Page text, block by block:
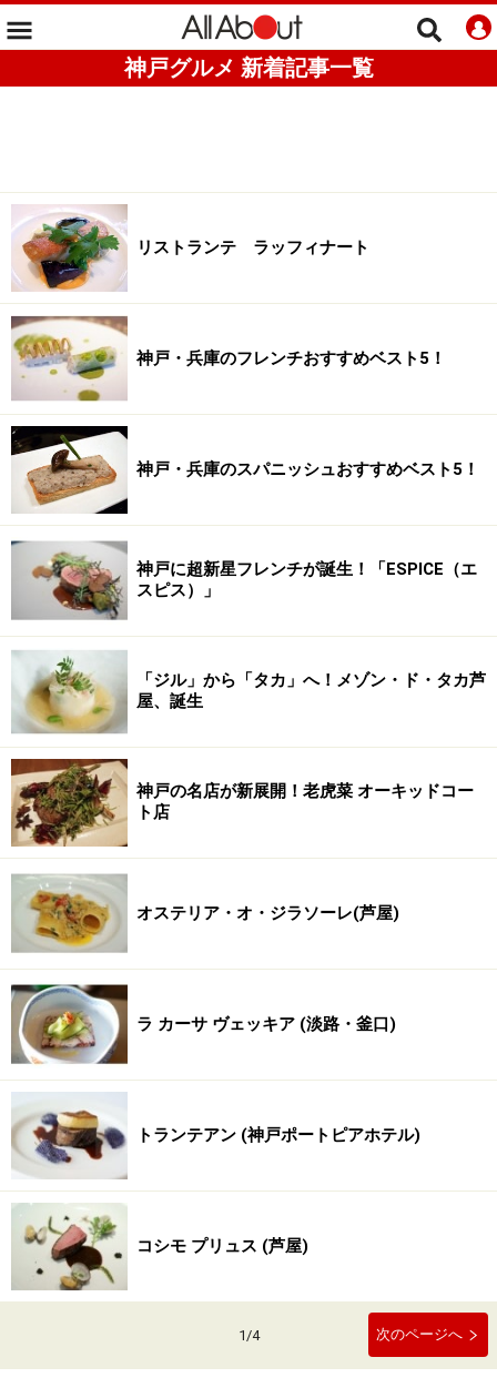
神戸グルメ 新着記事一覧
リストランテ ラッフィナート
神戸・兵庫のフレンチおすすめベスト5！
神戸・兵庫のスパニッシュおすすめベスト5！
神戸に超新星フレンチが誕生！「ESPICE（エ
スピス）」
「ジル」から「タカ」へ！メゾン・ド・タカ芦
屋、誕生
神戸の名店が新展開！老虎菜 オーキッドコー
ト店
オステリア・オ・ジラソーレ(芦屋)
ラ カーサ ヴェッキア (淡路・釜口)
トランテアン (神戸ポートピアホテル)
コシモ プリュス (芦屋)
1/4 次のページへ